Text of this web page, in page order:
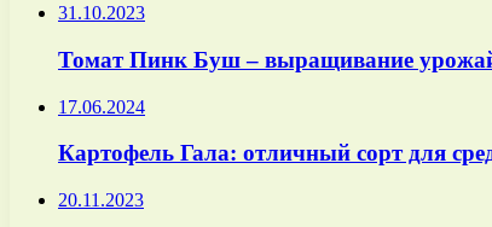
31.10.2023
Томат Пинк Буш – выращивание
17.06.2024
Картофель Гала: отличный сорт для
20.11.2023